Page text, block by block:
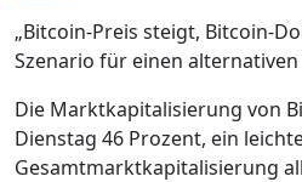
„Bitcoin-Preis steigt, Bitcoin-
Szenario für einen
Die Marktkapitalisierung von
Dienstag 46 Prozent, ein
Gesamtmarktkapitalisierung